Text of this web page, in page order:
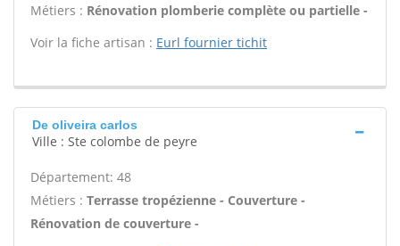
Métiers : Rénovation plomberie complète ou partielle -
Voir la fiche artisan : Eurl fournier tichit
De oliveira carlos
Ville : Ste colombe de peyre
Département: 48
Métiers : Terrasse tropézienne - Couverture -
Rénovation de couverture -